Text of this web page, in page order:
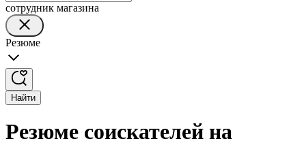
сотрудник магазина
Резюме
Найти
Резюме соискателей на